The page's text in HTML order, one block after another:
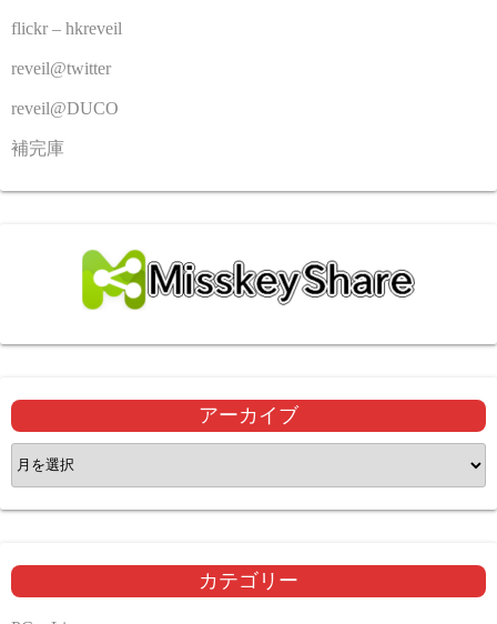
flickr – hkreveil
reveil@twitter
reveil@DUCO
補完庫
アーカイブ
ア
ー
カ
ブ
カテゴリー